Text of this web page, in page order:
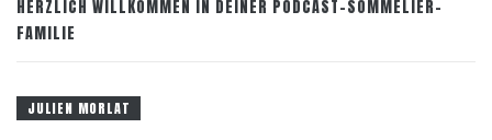
HERZLICH WILLKOMMEN IN DEINER PODCAST-SOMMELIER-
FAMILIE
JULIEN MORLAT